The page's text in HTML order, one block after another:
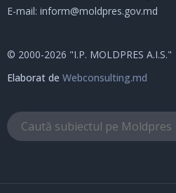
E-mail: inform@moldpres.gov.md
© 2000-2026 "I.P. MOLDPRES A.I.S."
Elaborat de Webconsulting.md